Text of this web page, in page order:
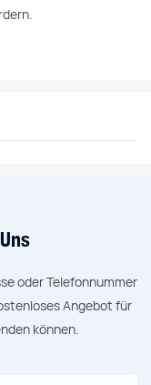
oder Telefonnummer
Angebot für
können.